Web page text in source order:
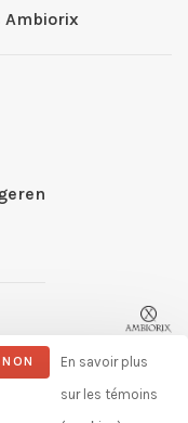
- Theme by
NON
En savoir plus
sur les témoins